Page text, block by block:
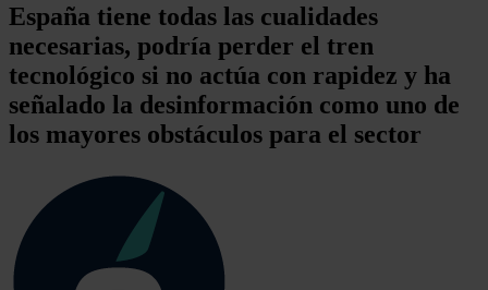
España tiene todas las cualidades
necesarias, podría perder el tren
tecnológico si no actúa con rapidez y ha
señalado la desinformación como uno de
los mayores obstáculos para el sector